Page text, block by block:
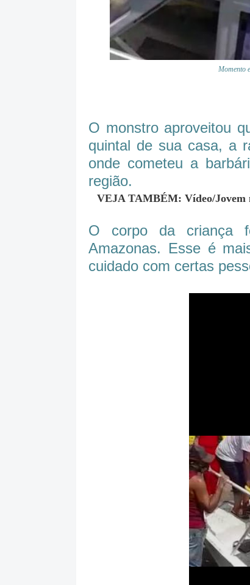
Momento
O monstro aproveitou
quintal de sua casa, a
onde cometeu a
região.
VEJA TAMBÉM: Vídeo/Jovem
O corpo da criança
Amazonas. Esse é
cuidado com certas